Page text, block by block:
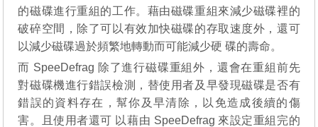
的磁碟進行重組的工作。藉由磁碟重組來減少磁碟裡的
破碎空間，除了可以有效加快磁碟的存取速度外，還可
以減少磁碟過於頻繁地轉動而可能減少硬 碟的壽命。
而 SpeeDefrag 除了進行磁碟重組外，還會在重組前先
對磁碟機進行錯誤檢測，替使用者及早發現磁碟是否有
錯誤的資料存在，幫你及早清除，以免造成後續的傷
害。且使用者還可 以藉由 SpeeDefrag 來設定重組完的